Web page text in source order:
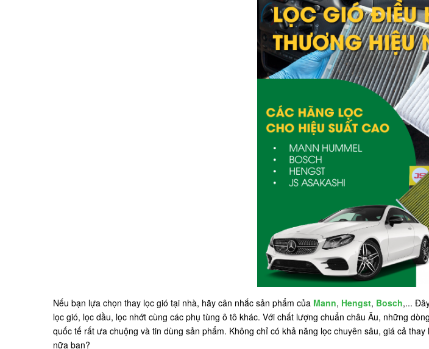
Nếu bạn lựa chọn thay lọc gió tại nhà, hãy cân nhắc sản phẩm của Mann, Hengst, Bosch,...
lọc gió, lọc dầu, lọc nhớt cùng các phụ tùng ô tô khác. Với chất lượng chuẩn châu Âu, những
quốc tế rất ưa chuộng và tin dùng sản phẩm. Không chỉ có khả năng lọc chuyên sâu, giá cả
nữa bạn?